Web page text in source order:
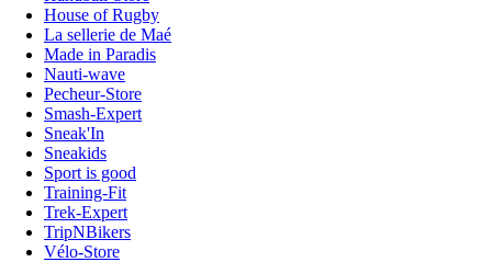
House of Rugby
La sellerie de Maé
Made in Paradis
Nauti-wave
Pecheur-Store
Smash-Expert
Sneak'In
Sneakids
Sport is good
Training-Fit
Trek-Expert
TripNBikers
Vélo-Store